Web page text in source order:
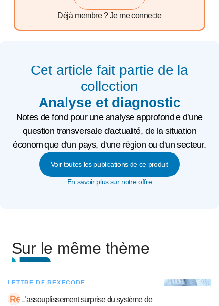
Déjà membre ? Je me connecte
Cet article fait partie de la
collection
Analyse et diagnostic
Notes de fond pour une analyse approfondie d'une
question transversale d'actualité, de la situation
économique d'un pays, d'une région ou d'un secteur.
Voir toutes les publications de ce produit
En savoir plus sur notre offre
Sur le même thème
LETTRE DE REXECODE
L’assouplissement surprise du système de